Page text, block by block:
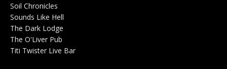
Soil Chronicles
Sounds Like Hell
The Dark Lodge
The O'Liver Pub
Titi Twister Live Bar